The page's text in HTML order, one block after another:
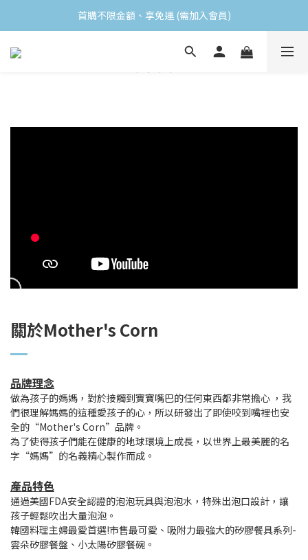
首購不限金額、享免運 (需加入會員)
首購不限金額、享免運 (需加入會員)
購買任一食品 即贈送小禮物
會員消費滿$499 領取當月生日禮
關於Mother's Corn
品牌理念
做為孩子的媽媽，對於接觸到寶寶嘴巴的任何東西都非常擔心 ，我
們很理解媽媽的這種愛孩子的心，所以研發出了即使咬到嘴裡也安
全的“Mother's Corn”品牌。
為了使得孩子們能在健康的地球環境上成長，以世界上最美麗的名
字“媽媽”的名義精心製作而成。
產品特色
通過美國FDA安全認證的泡泡玩具與泡泡水，特殊出泡口設計，讓
孩子輕鬆吹出大量泡泡。
韓國料理主婦最愛首選!市售最可愛、吸附力最強大的矽膠餐具系列-
雲朵矽膠餐盤、小太陽矽膠餐碗。